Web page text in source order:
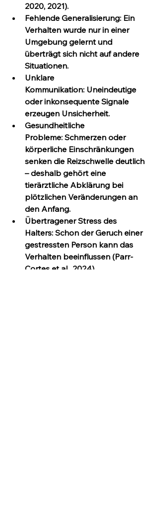
2020, 2021).
Fehlende Generalisierung: Ein
Verhalten wurde nur in einer
Umgebung gelernt und
überträgt sich nicht auf andere
Situationen.
Unklare
Kommunikation: Uneindeutige
oder inkonsequente Signale
erzeugen Unsicherheit.
Gesundheitliche
Probleme: Schmerzen oder
körperliche Einschränkungen
senken die Reizschwelle deutlich
– deshalb gehört eine
tierärztliche Abklärung bei
plötzlichen Veränderungen an
den Anfang.
Übertragener Stress des
Halters: Schon der Geruch einer
gestressten Person kann das
Verhalten beeinflussen (Parr-
Cortes et al., 2024).